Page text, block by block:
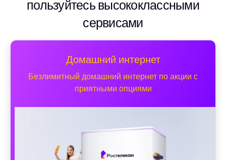
пользуйтесь высококлассными
сервисами
Домашний интернет
Безлимитный домашний интернет по акции с
приятными опциями